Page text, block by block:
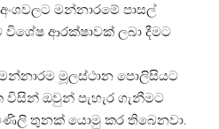
මන්නාරමේ පාසල්
ආරක්ෂාවක් ලබා දීමට
මන්නාරම මූලස්ථාන පොලිසියට
ඔවුන් පැහැර ගැනීමට
තුනක් යොමු කර තිබෙනවා.